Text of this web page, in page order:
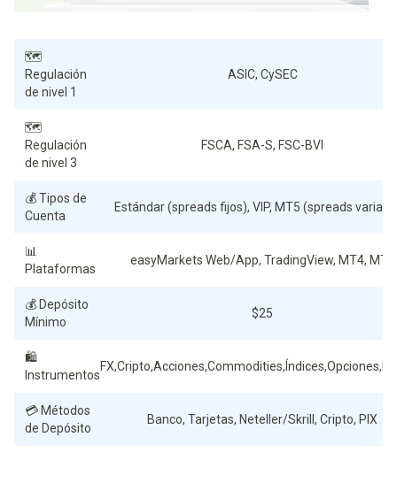
🗺️
Regulación
de nivel 1
ASIC, CySEC
🗺️
Regulación
de nivel 3
FSCA, FSA-S, FSC-BVI
💰 Tipos de
Cuenta
Estándar (spreads fijos), VIP, MT5 (spreads
📊
Plataformas
easyMarkets Web/App, TradingView, MT4, MT5
💰 Depósito
Mínimo
$25
🛍️
Instrumentos
💳 Métodos
de Depósito
Banco, Tarjetas, Neteller/Skrill, Cripto, PIX